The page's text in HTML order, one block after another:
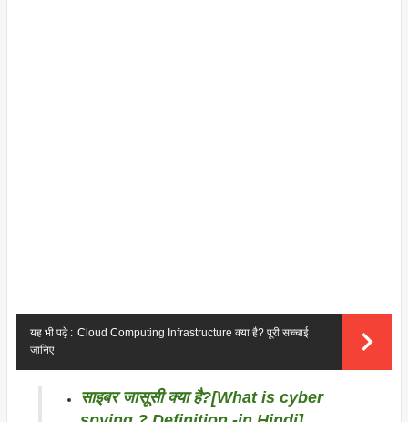
यह भी पढ़े : Cloud Computing Infrastructure क्या है? पूरी सच्चाई
जानिए
साइबर जासूसी क्या है?[What is cyber